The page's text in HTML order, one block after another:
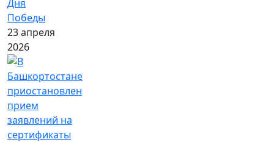
Дня
Победы
23 апреля
2026